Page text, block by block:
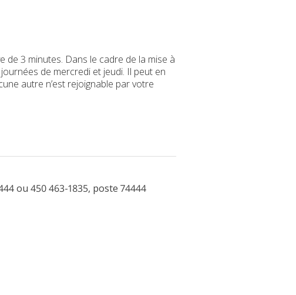
de 3 minutes. Dans le cadre de la mise à
de mercredi et jeudi. Il peut en
autre n’est rejoignable par votre
ou 450 463-1835, poste 74444